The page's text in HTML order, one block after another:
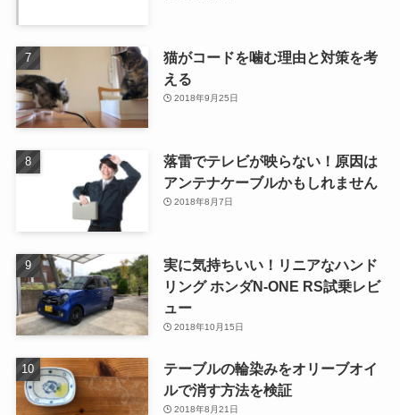
猫がコードを噛む理由と対策を考
える
2018年9月25日
落雷でテレビが映らない！原因は
アンテナケーブルかもしれません
2018年8月7日
実に気持ちいい！リニアなハンド
リング ホンダN-ONE RS試乗レビ
ュー
2018年10月15日
テーブルの輪染みをオリーブオイ
ルで消す方法を検証
2018年8月21日